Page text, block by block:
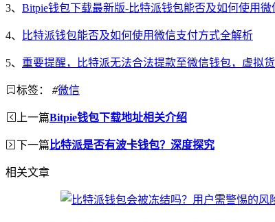
3、 Bitpie钱包下载最新版-比特派钱包能否及如何使用
4、 比特派钱包能否及如何使用微信支付方式全解析
5、 重要提醒，比特派无法合法提款至微信钱包，虚拟货
标签： #微信
上一篇Bitpie钱包下载地址相关介绍
下一篇 比特派是否有波卡钱包？深度探究
相关文章